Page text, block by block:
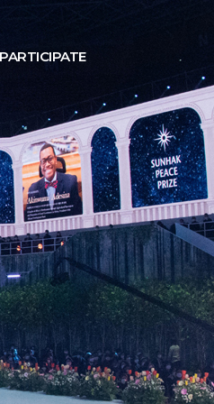
PARTICIPATE